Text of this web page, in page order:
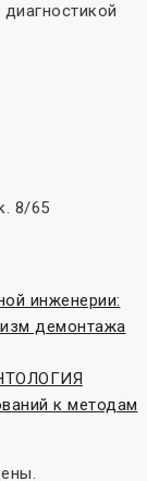
8/65
инженерии:
демонтажа
к методам